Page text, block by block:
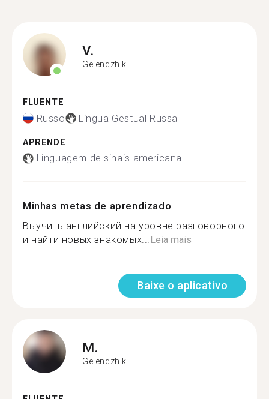
V.
Gelendzhik
FLUENTE
Russo Língua Gestual Russa
APRENDE
Linguagem de sinais americana
Minhas metas de aprendizado
Выучить английский на уровне разговорного
и найти новых знакомых...Leia mais
Baixe o aplicativo
M.
Gelendzhik